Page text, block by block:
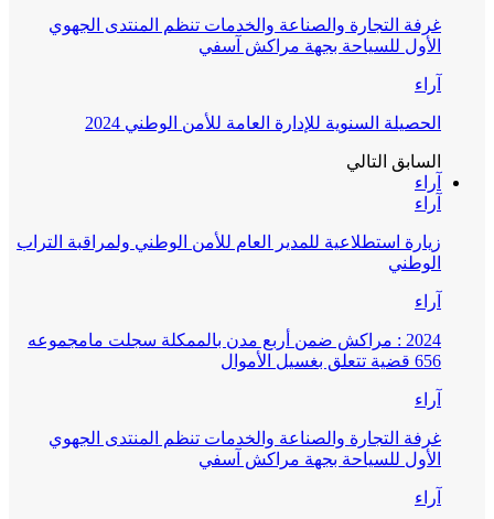
غرفة التجارة والصناعة والخدمات تنظم المنتدى الجهوي
الأول للسياحة بجهة مراكش آسفي
آراء
الحصيلة السنوية للإدارة العامة للأمن الوطني 2024
السابق التالي
آراء
آراء
زيارة استطلاعية للمدير العام للأمن الوطني ولمراقبة التراب
الوطني
آراء
2024 : مراكش ضمن أربع مدن بالممكلة سجلت مامجموعه
656 قضية تتعلق بغسيل الأموال
آراء
غرفة التجارة والصناعة والخدمات تنظم المنتدى الجهوي
الأول للسياحة بجهة مراكش آسفي
آراء